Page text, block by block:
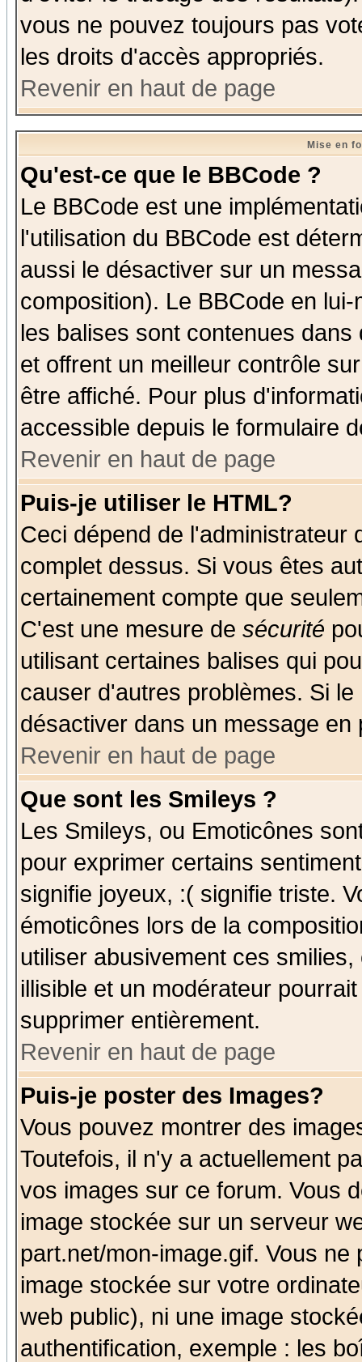
vous ne pouvez toujours pas
les droits d'accès appropriés.
Revenir en haut de page
Mise en
Qu'est-ce que le BBCode ?
Le BBCode est une
l'utilisation du BBCode est
aussi le désactiver sur un
composition). Le BBCode en
les balises sont contenues
et offrent un meilleur contrôle
être affiché. Pour plus
accessible depuis le formulaire
Revenir en haut de page
Puis-je utiliser le HTML?
Ceci dépend de l'administrateur
complet dessus. Si vous êtes
certainement compte que
C'est une mesure de sécurité
utilisant certaines balises qui
causer d'autres problèmes. Si
désactiver dans un message
Revenir en haut de page
Que sont les Smileys ?
Les Smileys, ou Emoticônes
pour exprimer certains
signifie joyeux, :( signifie triste.
émoticônes lors de la
utiliser abusivement ces
illisible et un modérateur
supprimer entièrement.
Revenir en haut de page
Puis-je poster des Images?
Vous pouvez montrer des
Toutefois, il n'y a actuellement
vos images sur ce forum. Vous
image stockée sur un serveur
part.net/mon-image.gif. Vous
image stockée sur votre
web public), ni une image
authentification, exemple : les